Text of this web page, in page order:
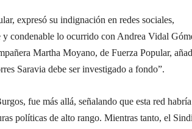
expresó su indignación en redes sociales,
condenable lo ocurrido con Andrea Vidal
Martha Moyano, de Fuerza Popular,
Saravia debe ser investigado a fondo”.
fue más allá, señalando que esta red habría
políticas de alto rango. Mientras tanto, el